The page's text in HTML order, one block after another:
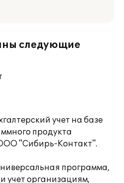
следующие
учет на базе
продукта
"Сибирь-Контакт".
программа,
учет организациям,